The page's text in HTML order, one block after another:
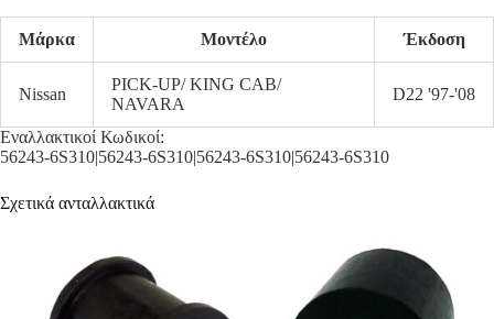
Μάρκα Μοντέλο Έκδοση
Nissan
PICK-UP/ KING CAB/
NAVARA
D22 '97-'08
Εναλλακτικοί Κωδικοί:
56243-6S310|56243-6S310|56243-6S310|56243-6S310
Σχετικά ανταλλακτικά